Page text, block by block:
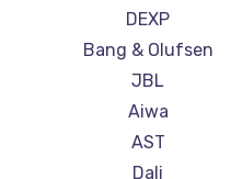
Замена температурного
2500 руб.
Замена
DEXP
Bang & Olufsen
JBL
Aiwa
AST
Dali